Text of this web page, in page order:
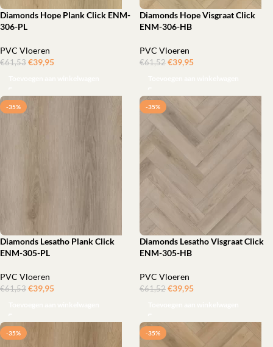
Diamonds Hope Plank Click ENM-
306-PL
PVC Vloeren
€61,53 €39,95
Diamonds Hope Visgraat Click
ENM-306-HB
PVC Vloeren
€61,52 €39,95
-35%
Diamonds Lesatho Plank Click
ENM-305-PL
PVC Vloeren
€61,53 €39,95
-35%
Diamonds Lesatho Visgraat Click
ENM-305-HB
PVC Vloeren
€61,52 €39,95
-35% -35%